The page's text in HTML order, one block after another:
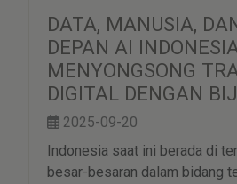
DATA, MANUSIA,
DEPAN AI
MENYONGSONG
DIGITAL DENGAN
2025-09-20
Indonesia saat ini berada di
besar-besaran dalam bidang